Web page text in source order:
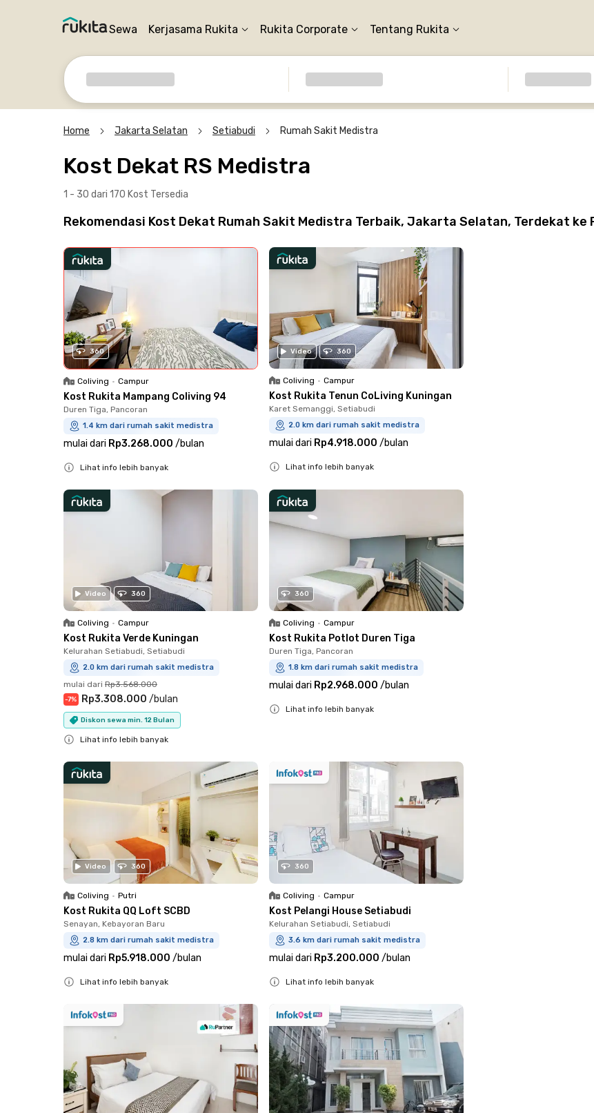
Sewa Kerjasama Rukita Rukita Corporate Tentang Rukita
Home Jakarta Selatan Setiabudi Rumah Sakit Medistra
Kost Dekat RS Medistra
1 - 30 dari 170 Kost Tersedia
Rekomendasi Kost Dekat Rumah Sakit Medistra Terbaik, Jakarta Selatan, Terdekat ke
360
Coliving • Campur
Kost Rukita Mampang Coliving 94
Duren Tiga, Pancoran
1.4 km dari rumah sakit medistra
mulai dari Rp3.268.000 /bulan
Lihat info lebih banyak
Video 360
Coliving • Campur
Kost Rukita Tenun CoLiving Kuningan
Karet Semanggi, Setiabudi
2.0 km dari rumah sakit medistra
mulai dari Rp4.918.000 /bulan
Lihat info lebih banyak
Video 360
Coliving • Campur
Kost Rukita Verde Kuningan
Kelurahan Setiabudi, Setiabudi
2.0 km dari rumah sakit medistra
mulai dari Rp3.568.000
-7% Rp3.308.000 /bulan
Diskon sewa min. 12 Bulan
Lihat info lebih banyak
360
Coliving • Campur
Kost Rukita Potlot Duren Tiga
Duren Tiga, Pancoran
1.8 km dari rumah sakit medistra
mulai dari Rp2.968.000 /bulan
Lihat info lebih banyak
Video 360
Coliving • Putri
Kost Rukita QQ Loft SCBD
Senayan, Kebayoran Baru
2.8 km dari rumah sakit medistra
mulai dari Rp5.918.000 /bulan
Lihat info lebih banyak
360
Coliving • Campur
Kost Pelangi House Setiabudi
Kelurahan Setiabudi, Setiabudi
3.6 km dari rumah sakit medistra
mulai dari Rp3.200.000 /bulan
Lihat info lebih banyak